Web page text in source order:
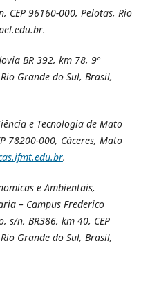
CEP 96160-000, Pelotas, Rio
BR 392, km 78, 9º
Grande do Sul, Brasil,
e Tecnologia de Mato
78200-000, Cáceres, Mato
.
e Ambientais,
– Campus Frederico
s/n, BR386, km 40, CEP
Grande do Sul, Brasil,